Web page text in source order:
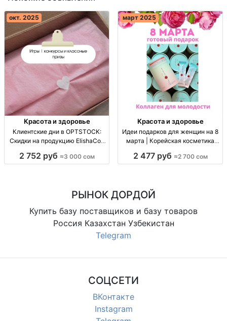
окт. 2025
Красота и здоровье
Клиентские дни в OPTSTOCK:
Скидки на продукцию ElishaCoy
23-24 Окт; Скидки на ElishaCoy;
2 752 руб ≈3 000 сом
март 2025
Красота и здоровье
Идеи подарков для женщин на 8
марта | Корейская косметика
подарки для 8 марта! Наборы от
2 477 руб ≈2 700 сом
РЫНОК ДОРДОЙ
Купить базу поставщиков и базу товаров
Россия Казахстан Узбекистан
Telegram
СОЦСЕТИ
ВКонтакте
Instagram